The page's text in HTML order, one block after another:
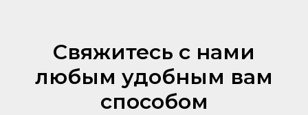
Свяжитесь с нами
любым удобным вам
способом